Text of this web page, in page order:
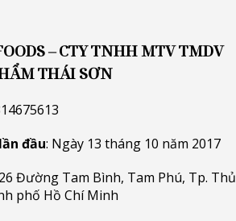
– CTY TNHH MTV TMDV
THÁI SƠN
đầu: Ngày 13 tháng 10 năm 2017
Đường Tam Bình, Tam Phú, Tp. Thủ
phố Hồ Chí Minh